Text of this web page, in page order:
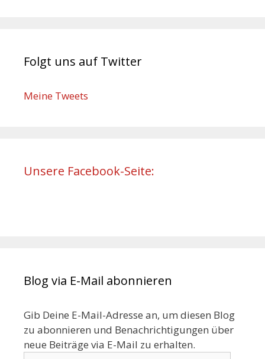
Folgt uns auf Twitter
Meine Tweets
Unsere Facebook-Seite:
Blog via E-Mail abonnieren
Gib Deine E-Mail-Adresse an, um diesen Blog
zu abonnieren und Benachrichtigungen über
neue Beiträge via E-Mail zu erhalten.